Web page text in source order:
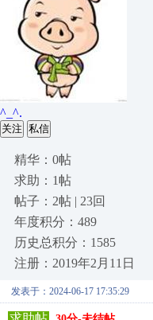
^_^.
关注 私信
精华：0帖
求助：1帖
帖子：2帖 | 23回
年度积分：489
历史总积分：1585
注册：2019年2月11日
发表于：2024-06-17 17:35:29